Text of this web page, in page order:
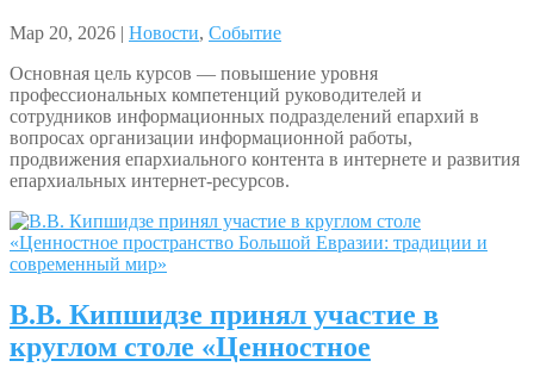
Мар 20, 2026 | Новости, Событие
Основная цель курсов — повышение уровня
профессиональных компетенций руководителей и
сотрудников информационных подразделений епархий в
вопросах организации информационной работы,
продвижения епархиального контента в интернете и развития
епархиальных интернет-ресурсов.
В.В. Кипшидзе принял участие в
круглом столе «Ценностное